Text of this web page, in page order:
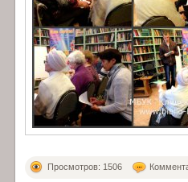
Просмотров: 1506